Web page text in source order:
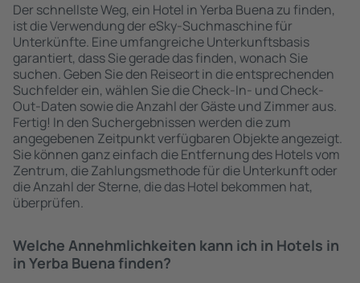
Der schnellste Weg, ein Hotel in Yerba Buena zu finden,
ist die Verwendung der eSky-Suchmaschine für
Unterkünfte. Eine umfangreiche Unterkunftsbasis
garantiert, dass Sie gerade das finden, wonach Sie
suchen. Geben Sie den Reiseort in die entsprechenden
Suchfelder ein, wählen Sie die Check-In- und Check-
Out-Daten sowie die Anzahl der Gäste und Zimmer aus.
Fertig! In den Suchergebnissen werden die zum
angegebenen Zeitpunkt verfügbaren Objekte angezeigt.
Sie können ganz einfach die Entfernung des Hotels vom
Zentrum, die Zahlungsmethode für die Unterkunft oder
die Anzahl der Sterne, die das Hotel bekommen hat,
überprüfen.
Welche Annehmlichkeiten kann ich in Hotels in
in Yerba Buena finden?